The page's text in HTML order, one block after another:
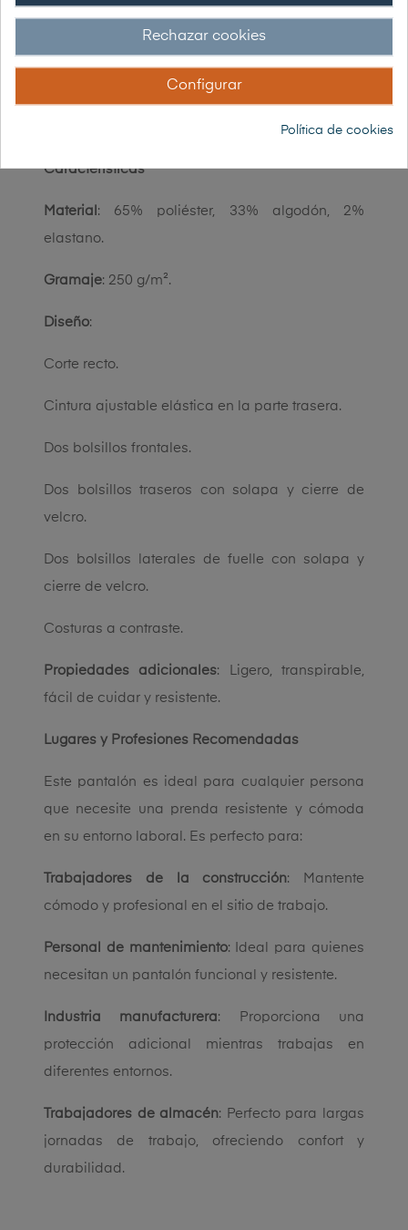
compuesto por 65% poliéster, 33% algodón y 2%
elastano garantiza una sensación agradable al
contacto con la piel, siendo ligero y transpirable.
Características
Material : 65% poliéster, 33% algodón, 2%
elastano.
Gramaje: 250 g/m².
Diseño:
Corte recto.
Cintura ajustable elástica en la parte trasera.
Dos bolsillos frontales.
Dos bolsillos traseros con solapa y cierre de
velcro.
Dos bolsillos laterales de fuelle con solapa y
cierre de velcro.
Costuras a contraste.
Propiedades adicionales: Ligero, transpirable,
fácil de cuidar y resistente.
Lugares y Profesiones Recomendadas
Este pantalón es ideal para cualquier persona
que necesite una prenda resistente y cómoda
en su entorno laboral. Es perfecto para:
Trabajadores de la construcción: Mantente
cómodo y profesional en el sitio de trabajo.
Personal de mantenimiento: Ideal para quienes
necesitan un pantalón funcional y resistente.
Industria manufacturera: Proporciona una
protección adicional mientras trabajas en
diferentes entornos.
Trabajadores de almacén: Perfecto para largas
jornadas de trabajo, ofreciendo confort y
durabilidad.
Rechazar cookies
Configurar
Política de cookies